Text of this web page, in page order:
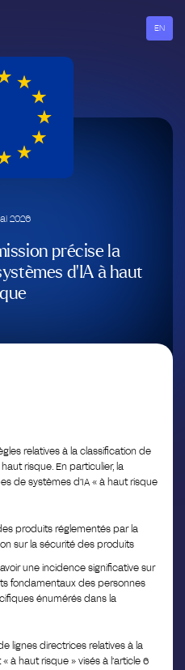
EN
2026
précise la
d’IA à haut
relatives à la classification de
risque. En particulier, la
de systèmes d’IA « à haut risque
produits réglementés par la
sur la sécurité des produits
une incidence significative sur
fondamentaux des personnes
énumérés dans la
lignes directrices relatives à la
à haut risque » visés à l’article 6